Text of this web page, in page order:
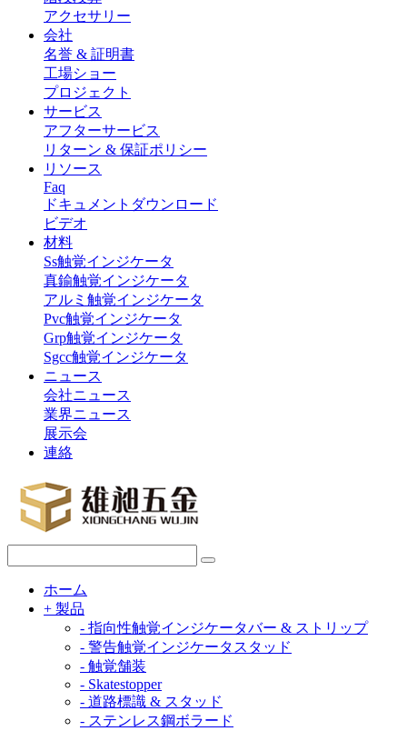
アクセサリー
会社
名誉 & 証明書
工場ショー
プロジェクト
サービス
アフターサービス
リターン & 保証ポリシー
リソース
Faq
ドキュメントダウンロード
ビデオ
材料
Ss触覚インジケータ
真鍮触覚インジケータ
アルミ触覚インジケータ
Pvc触覚インジケータ
Grp触覚インジケータ
Sgcc触覚インジケータ
ニュース
会社ニュース
業界ニュース
展示会
連絡
ホーム
+ 製品
- 指向性触覚インジケータバー & ストリップ
- 警告触覚インジケータスタッド
- 触覚舗装
- Skatestopper
- 道路標識 & スタッド
- ステンレス鋼ボラード